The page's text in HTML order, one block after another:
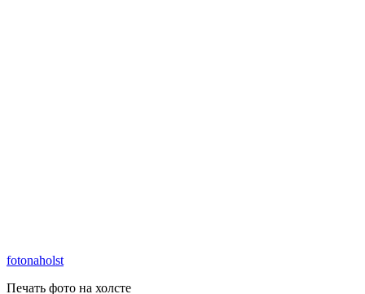
fotonaholst
Печать фото на холсте